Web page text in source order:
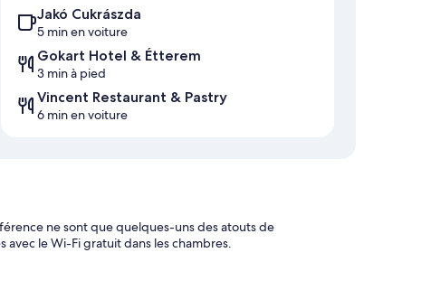
Jakó Cukrászda
5 min en voiture
Gokart Hotel & Étterem
3 min à pied
Vincent Restaurant & Pastry
6 min en voiture
ne sont que quelques-uns des atouts de
le Wi-Fi gratuit dans les chambres.